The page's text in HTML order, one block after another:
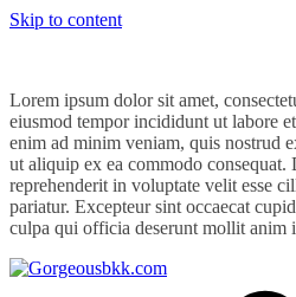
Skip to content
Lorem ipsum dolor sit amet,
eiusmod tempor incididunt ut labore
enim ad minim veniam, quis nostrud
ut aliquip ex ea commodo consequat.
reprehenderit in voluptate velit esse
pariatur. Excepteur sint occaecat
culpa qui officia deserunt mollit anim